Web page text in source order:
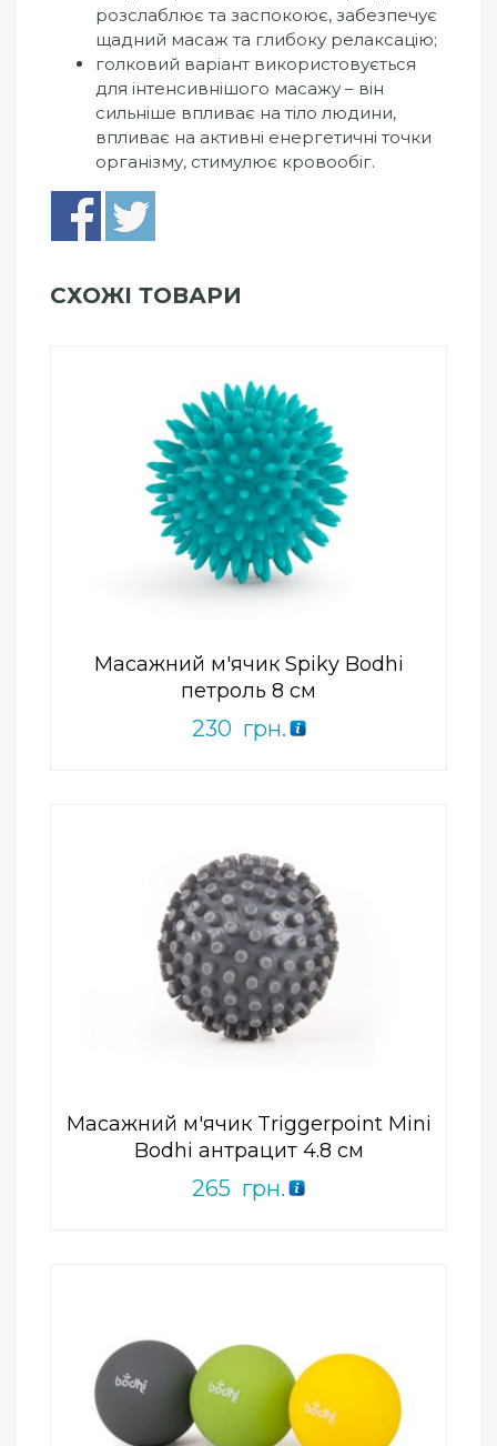
розслаблює та заспокоює, забезпечує
щадний масаж та глибоку релаксацію;
голковий варіант використовується
для інтенсивнішого масажу – він
сильніше впливає на тіло людини,
впливає на активні енергетичні точки
організму, стимулює кровообіг.
СХОЖІ ТОВАРИ
Масажний м'ячик Spiky Bodhi
петроль 8 см
230 грн.
ПРИДБАТИ
Add to Wishlist
Масажний м'ячик Triggerpoint Mini
Bodhi антрацит 4.8 см
265 грн.
ПРИДБАТИ
Add to Wishlist
ПРИДБАТИ
Add to Wishlist